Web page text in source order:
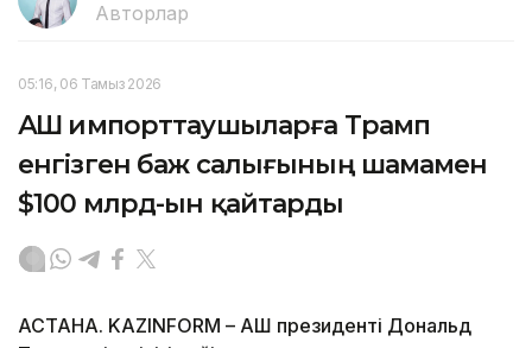
Авторлар
05:16, 06 Тамыз 2026
АҚШ импорттаушыларға Трамп
енгізген баж салығының шамамен
$100 млрд-ын қайтарды
АСТАНА. KAZINFORM – АҚШ президенті Дональд